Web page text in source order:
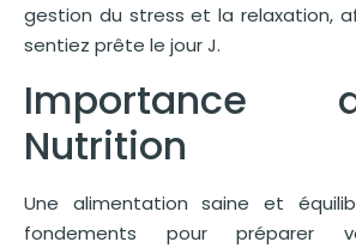
gestion du stress et la relaxation,
sentiez prête le jour J.
Nutrition
Une alimentation saine et
fondements pour préparer